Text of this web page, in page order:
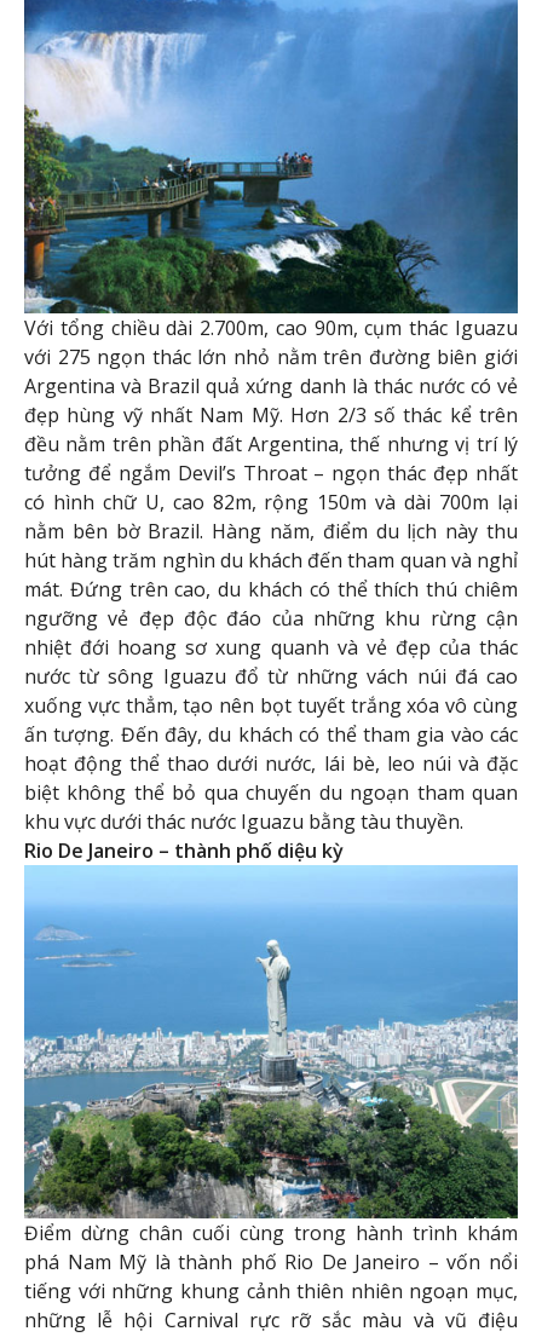
Với tổng chiều dài 2.700m, cao 90m, cụm thác Iguazu
với 275 ngọn thác lớn nhỏ nằm trên đường biên giới
Argentina và Brazil quả xứng danh là thác nước có vẻ
đẹp hùng vỹ nhất Nam Mỹ. Hơn 2/3 số thác kể trên
đều nằm trên phần đất Argentina, thế nhưng vị trí lý
tưởng để ngắm Devil’s Throat – ngọn thác đẹp nhất
có hình chữ U, cao 82m, rộng 150m và dài 700m lại
nằm bên bờ Brazil. Hàng năm, điểm du lịch này thu
hút hàng trăm nghìn du khách đến tham quan và nghỉ
mát. Đứng trên cao, du khách có thể thích thú chiêm
ngưỡng vẻ đẹp độc đáo của những khu rừng cận
nhiệt đới hoang sơ xung quanh và vẻ đẹp của thác
nước từ sông Iguazu đổ từ những vách núi đá cao
xuống vực thẳm, tạo nên bọt tuyết trắng xóa vô cùng
ấn tượng. Đến đây, du khách có thể tham gia vào các
hoạt động thể thao dưới nước, lái bè, leo núi và đặc
biệt không thể bỏ qua chuyến du ngoạn tham quan
khu vực dưới thác nước Iguazu bằng tàu thuyền.
Rio De Janeiro – thành phố diệu kỳ
Điểm dừng chân cuối cùng trong hành trình khám
phá Nam Mỹ là thành phố Rio De Janeiro – vốn nổi
tiếng với những khung cảnh thiên nhiên ngoạn mục,
những lễ hội Carnival rực rỡ sắc màu và vũ điệu